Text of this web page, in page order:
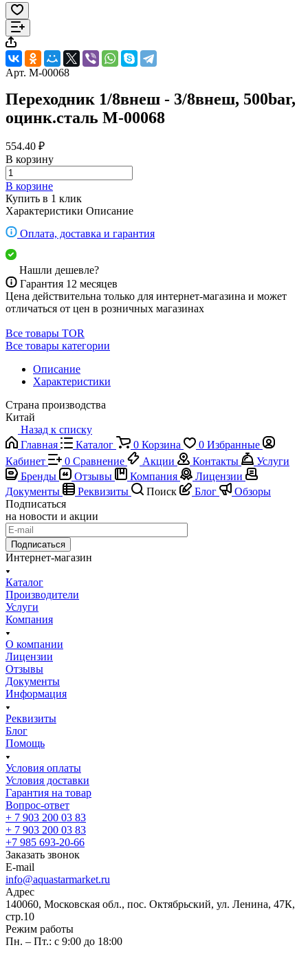
Арт. M-00068
Переходник 1/8внеш - 3/8внеш, 500bar,
оцинк.сталь M-00068
554.40 ₽
В корзину
В корзине
Купить в 1 клик
Характеристики Описание
Оплата, доставка и гарантия
Нашли дешевле?
Гарантия 12 месяцев
Цена действительна только для интернет-магазина и может
отличаться от цен в розничных магазинах
Все товары TOR
Все товары категории
Описание
Характеристики
Страна производства
Китай
Назад к списку
Главная
Каталог 0 Корзина 0 Избранные
Кабинет
0 Сравнение Акции Контакты
Услуги
Бренды
Отзывы Компания
Лицензии
Документы
Реквизиты Поиск Блог
Обзоры
Подписаться
на новости и акции
Подписаться
Интернет-магазин
Каталог
Производители
Услуги
Компания
О компании
Лицензии
Отзывы
Документы
Информация
Реквизиты
Блог
Помощь
Условия оплаты
Условия доставки
Гарантия на товар
Вопрос-ответ
+ 7 903 200 03 83
+ 7 903 200 03 83
+7 985 693-20-66
Заказать звонок
E-mail
info@aquastarmarket.ru
Адрес
140060, Московская обл., пос. Октябрьский, ул. Ленина, 47К,
стр.10
Режим работы
Пн. – Пт.: с 9:00 до 18:00